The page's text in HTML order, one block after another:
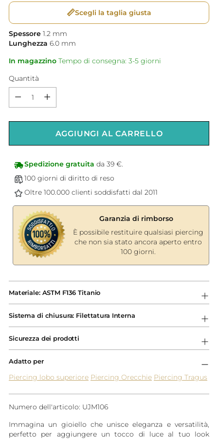
📏Scegli la taglia giusta
Spessore 1.2 mm
Lunghezza 6.0 mm
In magazzino Tempo di consegna: 3-5 giorni
Quantità
AGGIUNGI AL CARRELLO
Spedizione gratuita da 39 €.
100 giorni di diritto di reso
Oltre 100.000 clienti soddisfatti dal 2011
Garanzia di rimborso
È possibile restituire qualsiasi piercing
che non sia stato ancora aperto entro
100 giorni.
prodotto
al
carrello...
Materiale: ASTM F136 Titanio
Sistema di chiusura: Filettatura Interna
Sicurezza dei prodotti
Adatto per
Piercing lobo superiore Piercing Orecchie Piercing Tragus
Numero dell'articolo: UJM106
Immagina un gioiello che unisce eleganza e versatilità,
perfetto per aggiungere un tocco di luce al tuo look